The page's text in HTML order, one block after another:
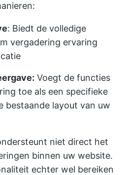
: Biedt de volledige
vergadering ervaring
Voegt de functies
toe als een specifieke
bestaande layout van uw
niet direct het
binnen uw website.
echter wel bereiken